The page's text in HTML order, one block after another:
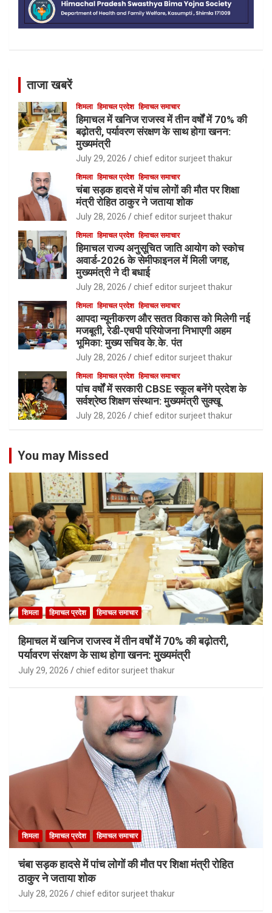
ताजा खबरें
शिमला हिमाचल प्रदेश हिमाचल समाचार
हिमाचल में खनिज राजस्व में तीन वर्षों में 70% की
बढ़ोतरी, पर्यावरण संरक्षण के साथ होगा खनन:
मुख्यमंत्री
July 29, 2026 chief editor surjeet thakur
शिमला हिमाचल प्रदेश हिमाचल समाचार
चंबा सड़क हादसे में पांच लोगों की मौत पर शिक्षा
मंत्री रोहित ठाकुर ने जताया शोक
July 28, 2026 chief editor surjeet thakur
शिमला हिमाचल प्रदेश हिमाचल समाचार
हिमाचल राज्य अनुसूचित जाति आयोग को स्कोच
अवार्ड-2026 के सेमीफाइनल में मिली जगह,
मुख्यमंत्री ने दी बधाई
July 28, 2026 chief editor surjeet thakur
शिमला हिमाचल प्रदेश हिमाचल समाचार
आपदा न्यूनीकरण और सतत विकास को मिलेगी नई
मजबूती, रेडी-एचपी परियोजना निभाएगी अहम
भूमिका: मुख्य सचिव के.के. पंत
July 28, 2026 chief editor surjeet thakur
शिमला हिमाचल प्रदेश हिमाचल समाचार
पांच वर्षों में सरकारी CBSE स्कूल बनेंगे प्रदेश के
सर्वश्रेष्ठ शिक्षण संस्थान: मुख्यमंत्री सुक्खू
July 28, 2026 chief editor surjeet thakur
You may Missed
शिमला हिमाचल प्रदेश हिमाचल समाचार
हिमाचल में खनिज राजस्व में तीन वर्षों में 70% की बढ़ोतरी,
पर्यावरण संरक्षण के साथ होगा खनन: मुख्यमंत्री
July 29, 2026 chief editor surjeet thakur
शिमला हिमाचल प्रदेश हिमाचल समाचार
चंबा सड़क हादसे में पांच लोगों की मौत पर शिक्षा मंत्री रोहित
ठाकुर ने जताया शोक
July 28, 2026 chief editor surjeet thakur